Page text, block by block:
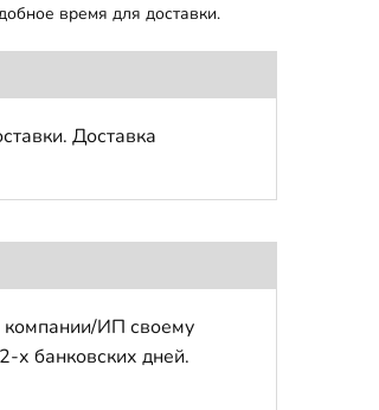
время для доставки.
Доставка
компании/ИП своему
х банковских дней.